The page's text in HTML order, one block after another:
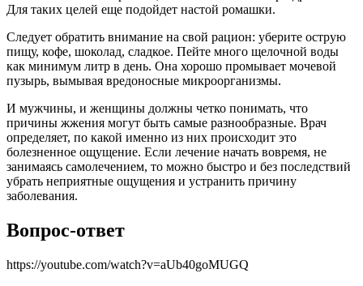
Для таких целей еще подойдет настой ромашки.
Следует обратить внимание на свой рацион: уберите острую
пищу, кофе, шоколад, сладкое. Пейте много щелочной воды
как минимум литр в день. Она хорошо промывает мочевой
пузырь, вымывая вредоносные микроорганизмы.
И мужчины, и женщины должны четко понимать, что
причины жжения могут быть самые разнообразные. Врач
определяет, по какой именно из них происходит это
болезненное ощущение. Если лечение начать вовремя, не
занимаясь самолечением, то можно быстро и без последствий
убрать неприятные ощущения и устранить причину
заболевания.
Вопрос-ответ
https://youtube.com/watch?v=aUb40goMUGQ